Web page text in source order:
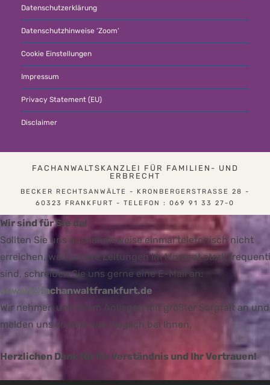
Datenschutzerklärung
Datenschutzhinweise ‘Zoom’
Cookie Einstellungen
Impressum
Privacy Statement (EU)
Disclaimer
FACHANWALTSKANZLEI FÜR FAMILIEN- UND
ERBRECHT
BECKER RECHTSANWÄLTE - KRONBERGERSTRASSE 28 - 6
0323 FRANKFURT - TELEFON : 069 91 33 27-0
Wir sind für Sie da!
Sollten Sie uns ausnahmsweise einmal telefonisch nicht
erreichen, weil unsere Leitungen im Moment stark
sind, schreiben Sie uns gerne eine E-Mail an:
anwalt@fachanwaltfrankfurt.de
Wir nehmen uns Ihrem Anliegen mit größter Sorgfalt an und
melden uns so bald wie möglich bei Ihnen.
Herzlichen Dank für Ihr Verständnis und Ihr Vertrauen!